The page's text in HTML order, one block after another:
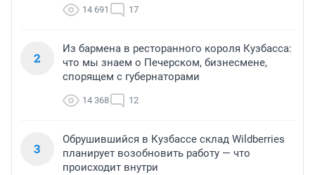
14 691 17
2
Из бармена в ресторанного короля Кузбасса:
что мы знаем о Печерском, бизнесмене,
спорящем с губернаторами
14 368 12
3
Обрушившийся в Кузбассе склад Wildberries
планирует возобновить работу — что
происходит внутри